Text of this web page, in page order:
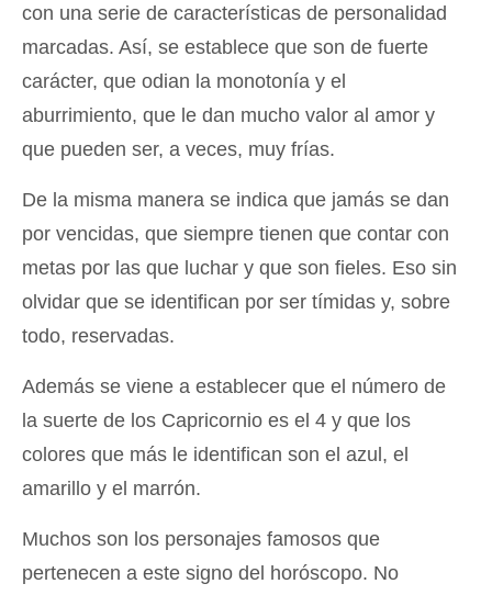
con una serie de características de personalidad
marcadas. Así, se establece que son de fuerte
carácter, que odian la monotonía y el
aburrimiento, que le dan mucho valor al amor y
que pueden ser, a veces, muy frías.
De la misma manera se indica que jamás se dan
por vencidas, que siempre tienen que contar con
metas por las que luchar y que son fieles. Eso sin
olvidar que se identifican por ser tímidas y, sobre
todo, reservadas.
Además se viene a establecer que el número de
la suerte de los Capricornio es el 4 y que los
colores que más le identifican son el azul, el
amarillo y el marrón.
Muchos son los personajes famosos que
pertenecen a este signo del horóscopo. No